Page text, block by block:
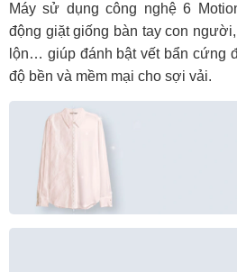
Máy sử dụng công nghệ 6
động giặt giống bàn tay con
lộn… giúp đánh bật vết bẩn cứng
độ bền và mềm mại cho sợi vải.